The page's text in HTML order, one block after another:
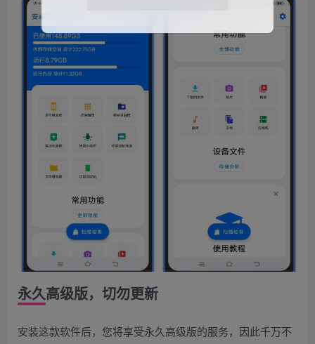
永久高级版，切勿更新
安装这款软件后，您将享受永久高级版的服务，因此千万不